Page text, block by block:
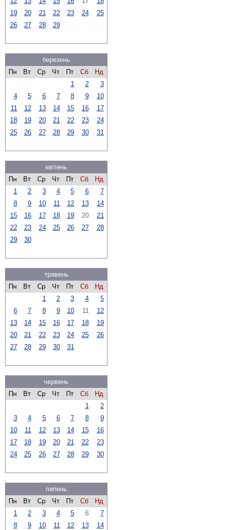
19
20 21 22 23 24
25
26
27 28 29
березень
Пн
Вт Ср Чт Пт Сб
Нд
1
2
3
4
5 6 7 8 9
10
11
12 13 14 15 16
17
18
19 20 21 22 23
24
25
26 27 28 29 30 31
квітень
Пн
Вт Ср Чт Пт Сб
Нд
1
2 3 4 5 6
7
8
9 10 11 12 13
14
15
16 17 18 19 20
21
22
23 24 25 26 27
28
29
30
травень
Пн
Вт Ср Чт Пт Сб
Нд
1
2 3 4
5
6
7 8 9 10 11
12
13
14 15 16 17 18
19
20
21 22 23 24 25
26
27
28 29 30 31
червень
Пн
Вт Ср Чт Пт Сб
Нд
1
2
3
4 5 6 7 8
9
10
11 12 13 14 15
16
17
18 19 20 21 22
23
24
25 26 27 28 29 30
липень
Пн
Вт Ср Чт Пт Сб
Нд
1
2 3 4 5 6
7
8
9 10 11 12 13
14